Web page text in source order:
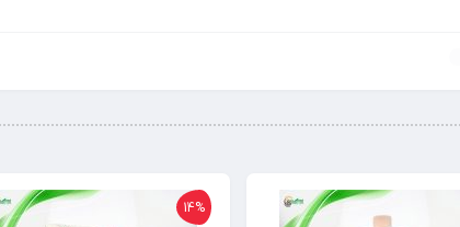
14%